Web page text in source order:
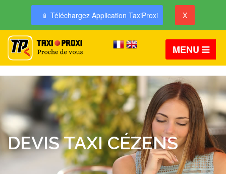
📱 Téléchargez Application TaxiProxi X
MENU
DEVIS TAXI CÉZENS